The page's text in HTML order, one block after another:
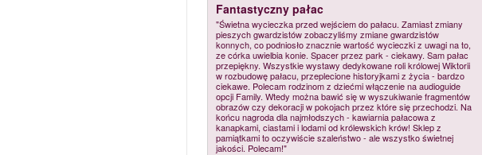
Fantastyczny pałac
"Świetna wycieczka przed wejściem do pałacu. Zamiast zmiany
pieszych gwardzistów zobaczyliśmy zmiane gwardzistów
konnych, co podniosło znacznie wartość wycieczki z uwagi na to,
ze córka uwielbia konie. Spacer przez park - ciekawy. Sam pałac
przepiękny. Wszystkie wystawy dedykowane roli królowej Wiktorii
w rozbudowę pałacu, przeplecione historyjkami z życia - bardzo
ciekawe. Polecam rodzinom z dziećmi włączenie na audioguide
opcji Family. Wtedy można bawić się w wyszukiwanie fragmentów
obrazów czy dekoracji w pokojach przez które się przechodzi. Na
końcu nagroda dla najmłodszych - kawiarnia pałacowa z
kanapkami, ciastami i lodami od królewskich krów! Sklep z
pamiątkami to oczywiście szaleństwo - ale wszystko świetnej
jakości. Polecam!"